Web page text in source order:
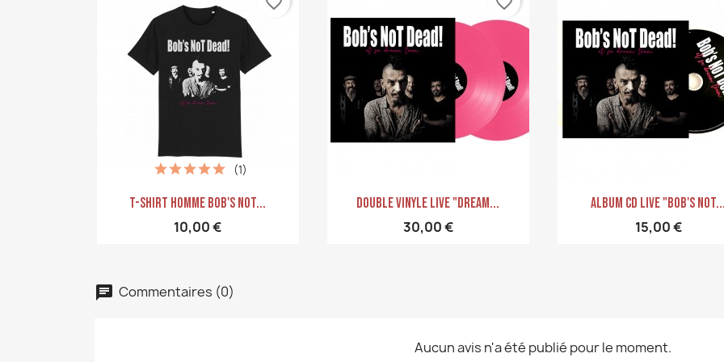
Aperçu rapide
T-Shirt Homme Bob's Not...
10,00 €
(1)
Aperçu rapide
Double Vinyle LIVE "Dream...
30,00 €
 Aperçu rapide
Album CD Live "Bob's Not...
15,00 €
Commentaires (0)
Aucun avis n'a été publié pour le moment.